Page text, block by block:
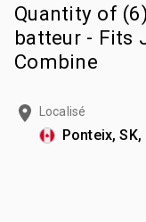
Quantity of
batteur - Fits
Combine
Localisé
Ponteix, SK,